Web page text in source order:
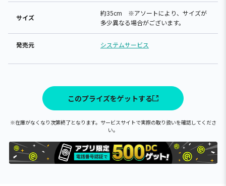
サイズ
約35cm ※アソートにより、サイズが
多少異なる場合がございます。
発売元 システムサービス
このプライズをゲットする
※在庫がなくなり次第終了となります。サービスサイトで実際の取り扱いを確認してくださ
い。